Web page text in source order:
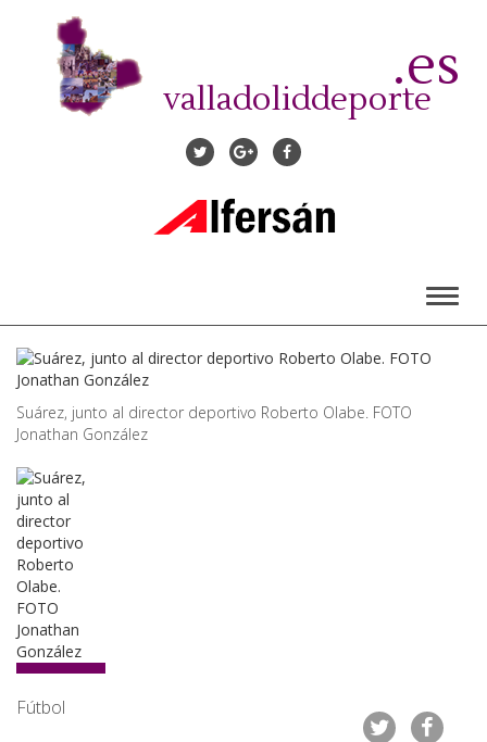
contenido
valladoliddeporte
.es
Suárez, junto al director deportivo Roberto Olabe. FOTO
Jonathan González
Fútbol